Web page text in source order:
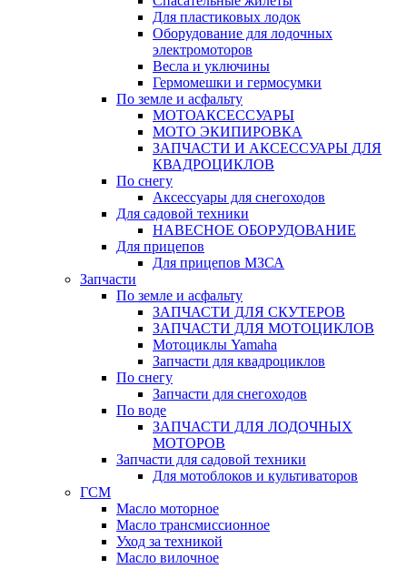
Для пластиковых лодок
Оборудование для лодочных
электромоторов
Весла и уключины
Гермомешки и гермосумки
По земле и асфальту
МОТОАКСЕССУАРЫ
МОТО ЭКИПИРОВКА
ЗАПЧАСТИ И АКСЕССУАРЫ ДЛЯ
КВАДРОЦИКЛОВ
По снегу
Аксессуары для снегоходов
Для садовой техники
НАВЕСНОЕ ОБОРУДОВАНИЕ
Для прицепов
Для прицепов МЗСА
Запчасти
По земле и асфальту
ЗАПЧАСТИ ДЛЯ СКУТЕРОВ
ЗАПЧАСТИ ДЛЯ МОТОЦИКЛОВ
Мотоциклы Yamaha
Запчасти для квадроциклов
По снегу
Запчасти для снегоходов
По воде
ЗАПЧАСТИ ДЛЯ ЛОДОЧНЫХ
МОТОРОВ
Запчасти для садовой техники
Для мотоблоков и культиваторов
ГСМ
Масло моторное
Масло трансмиссионное
Уход за техникой
Масло вилочное